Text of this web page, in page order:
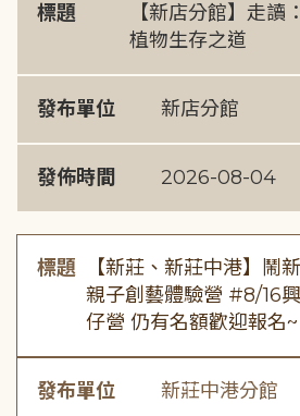
標題
【新店分館】走讀
植物生存之道
發布單位 新店分館
發佈時間 2026-08-04
標題
【新莊、新莊中港】鬧
親子創藝體驗營 #8/16
仔營 仍有名額歡迎報名~
發布單位 新莊中港分館